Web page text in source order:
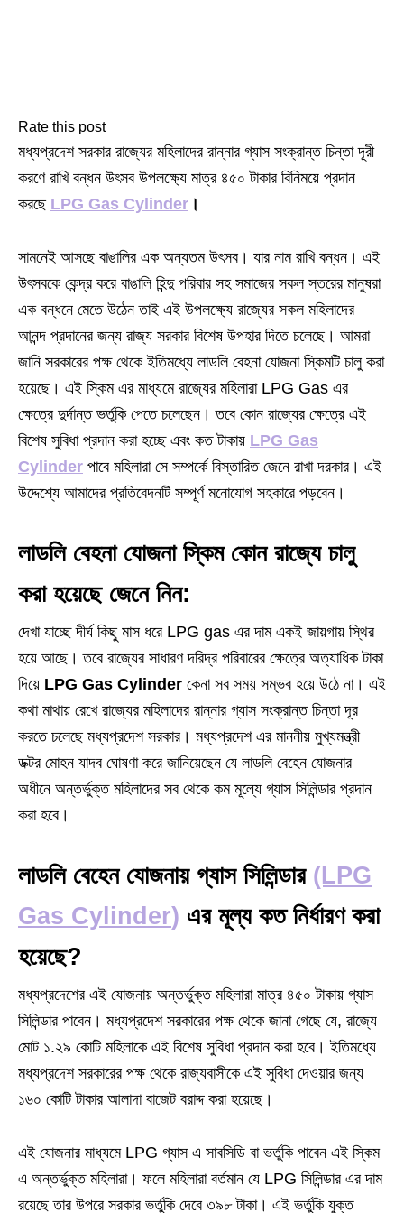
Rate this post
মধ্যপ্রদেশ সরকার রাজ্যের মহিলাদের রান্নার গ্যাস সংক্রান্ত চিন্তা দূরী
করণে রাখি বন্ধন উৎসব উপলক্ষ্যে মাত্র ৪৫০ টাকার বিনিময়ে প্রদান
করছে LPG Gas Cylinder ।
সামনেই আসছে বাঙালির এক অন্যতম উৎসব। যার নাম রাখি বন্ধন। এই
উৎসবকে কেন্দ্র করে বাঙালি হিন্দু পরিবার সহ সমাজের সকল স্তরের মানুষরা
এক বন্ধনে মেতে উঠেন তাই এই উপলক্ষ্যে রাজ্যের সকল মহিলাদের
আনন্দ প্রদানের জন্য রাজ্য সরকার বিশেষ উপহার দিতে চলেছে। আমরা
জানি সরকারের পক্ষ থেকে ইতিমধ্যে লাডলি বেহনা যোজনা স্কিমটি চালু করা
হয়েছে। এই স্কিম এর মাধ্যমে রাজ্যের মহিলারা LPG Gas এর
ক্ষেত্রে দুর্দান্ত ভর্তুকি পেতে চলেছেন। তবে কোন রাজ্যের ক্ষেত্রে এই
বিশেষ সুবিধা প্রদান করা হচ্ছে এবং কত টাকায় LPG Gas
Cylinder পাবে মহিলারা সে সম্পর্কে বিস্তারিত জেনে রাখা দরকার। এই
উদ্দেশ্যে আমাদের প্রতিবেদনটি সম্পূর্ণ মনোযোগ সহকারে পড়বেন।
লাডলি বেহনা যোজনা স্কিম কোন রাজ্যে চালু
করা হয়েছে জেনে নিন:
দেখা যাচ্ছে দীর্ঘ কিছু মাস ধরে LPG gas এর দাম একই জায়গায় স্থির
হয়ে আছে। তবে রাজ্যের সাধারণ দরিদ্র পরিবারের ক্ষেত্রে অত্যাধিক টাকা
দিয়ে LPG Gas Cylinder কেনা সব সময় সম্ভব হয়ে উঠে না। এই
কথা মাথায় রেখে রাজ্যের মহিলাদের রান্নার গ্যাস সংক্রান্ত চিন্তা দূর
করতে চলেছে মধ্যপ্রদেশ সরকার। মধ্যপ্রদেশ এর মাননীয় মুখ্যমন্ত্রী
ডক্টর মোহন যাদব ঘোষণা করে জানিয়েছেন যে লাডলি বেহেন যোজনার
অধীনে অন্তর্ভুক্ত মহিলাদের সব থেকে কম মূল্যে গ্যাস সিলিন্ডার প্রদান
করা হবে।
লাডলি বেহেন যোজনায় গ্যাস সিলিন্ডার (LPG
Gas Cylinder) এর মূল্য কত নির্ধারণ করা
হয়েছে?
মধ্যপ্রদেশের এই যোজনায় অন্তর্ভুক্ত মহিলারা মাত্র ৪৫০ টাকায় গ্যাস
সিলিন্ডার পাবেন। মধ্যপ্রদেশ সরকারের পক্ষ থেকে জানা গেছে যে, রাজ্যে
মোট ১.২৯ কোটি মহিলাকে এই বিশেষ সুবিধা প্রদান করা হবে। ইতিমধ্যে
মধ্যপ্রদেশ সরকারের পক্ষ থেকে রাজ্যবাসীকে এই সুবিধা দেওয়ার জন্য
১৬০ কোটি টাকার আলাদা বাজেট বরাদ্দ করা হয়েছে।
এই যোজনার মাধ্যমে LPG গ্যাস এ সাবসিডি বা ভর্তুকি পাবেন এই স্কিম
এ অন্তর্ভুক্ত মহিলারা। ফলে মহিলারা বর্তমান যে LPG সিলিন্ডার এর দাম
রয়েছে তার উপরে সরকার ভর্তুকি দেবে ৩৯৮ টাকা। এই ভর্তুকি যুক্ত